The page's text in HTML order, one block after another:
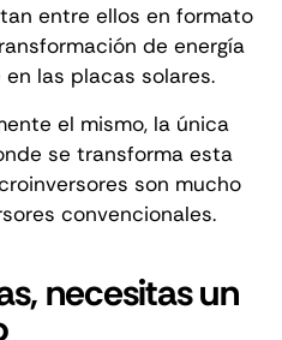
entre ellos en formato
de energía
las placas solares.
el mismo, la única
se transforma esta
son mucho
convencionales.
necesitas un